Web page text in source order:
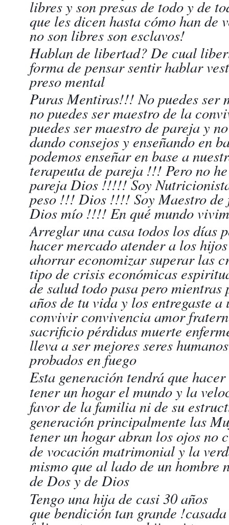
libres y son presas de todo y de
que les dicen hasta cómo han de
no son libres son esclavos!
Hablan de libertad? De cual
forma de pensar sentir hablar
preso mental
Puras Mentiras!!! No puedes ser
no puedes ser maestro de la
puedes ser maestro de pareja y
dando consejos y enseñando en
podemos enseñar en base a
terapeuta de pareja !!! Pero no
pareja Dios !!!!! Soy
peso !!! Dios !!!! Soy Maestro de
Dios mío !!!! En qué mundo
Arreglar una casa todos los días
hacer mercado atender a los
ahorrar economizar superar las
tipo de crisis económicas
de salud todo pasa pero mientras
años de tu vida y los entregaste
convivir convivencia amor
sacrificio pérdidas muerte
lleva a ser mejores seres
probados en fuego
Esta generación tendrá que
tener un hogar el mundo y la
favor de la familia ni de su
generación principalmente las
tener un hogar abran los ojos no
de vocación matrimonial y la
mismo que al lado de un hombre
de Dos y de Dios
Tengo una hija de casi 30 años
que bendición tan grande !casada